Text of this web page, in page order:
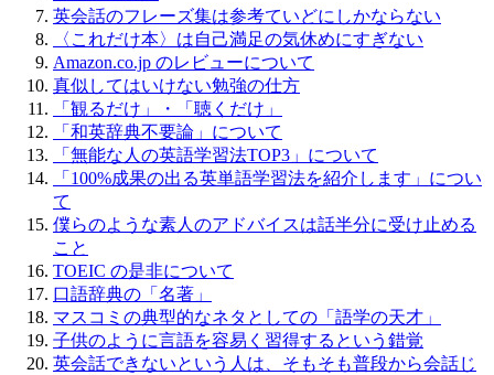
英会話のフレーズ集は参考ていどにしかならない
〈これだけ本〉は自己満足の気休めにすぎない
Amazon.co.jp のレビューについて
真似してはいけない勉強の仕方
「観るだけ」・「聴くだけ」
「和英辞典不要論」について
「無能な人の英語学習法TOP3」について
「100%成果の出る英単語学習法を紹介します」につい
て
僕らのような素人のアドバイスは話半分に受け止める
こと
TOEIC の是非について
口語辞典の「名著」
マスコミの典型的なネタとしての「語学の天才」
子供のように言語を容易く習得するという錯覚
英会話できないという人は、そもそも普段から会話じ